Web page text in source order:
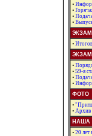
•
•
•
•
•
•
• 59-я
•
•
ФОТО
•
• Архив
НАША
• 20 лет